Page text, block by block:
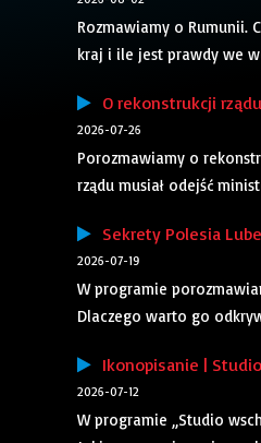
Rozmawiamy o Rumunii.
kraj i ile jest prawdy we
O rekonstrukcji
2026-07-26
Porozmawiamy o
rządu musiał odejść
Sekrety Polesia
2026-07-19
W programie
Dlaczego warto go
Ikonopisanie |
2026-07-12
W programie „Studio